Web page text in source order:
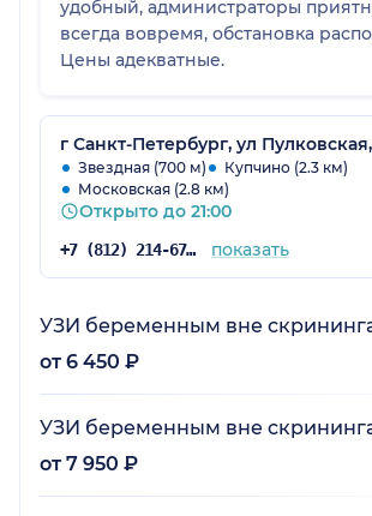
удобный, администраторы
всегда вовремя, обстановка
Цены адекватные.
г Санкт-Петербург, ул
Звездная (700 м)
Купчино (2.3 км)
Московская (2.8 км)
Открыто до 21:00
+7 (812) 214-67-27 показать
УЗИ беременным вне
от 6 450 ₽
УЗИ беременным вне
от 7 950 ₽